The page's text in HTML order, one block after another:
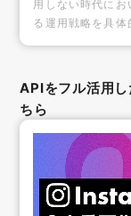
用しない時代にお
る運用戦略を具体
APIをフル活用
ちら